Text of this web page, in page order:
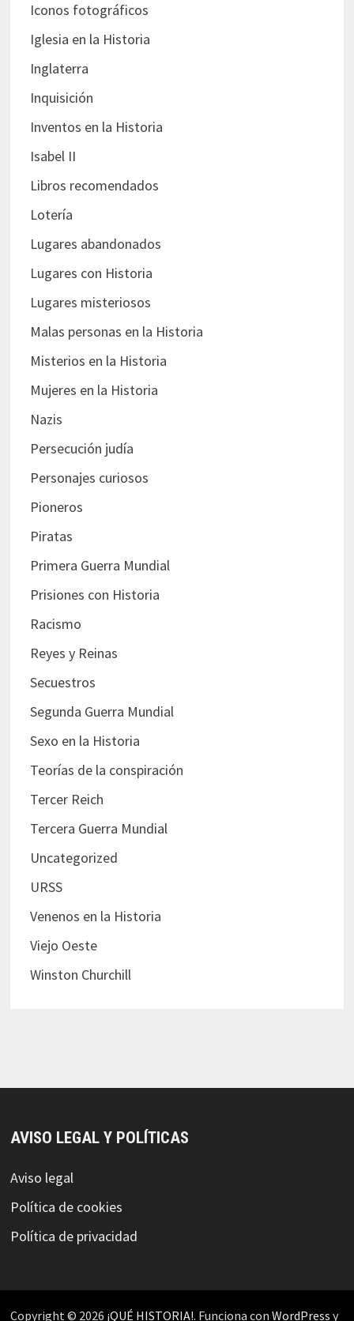
Iconos fotográficos
Iglesia en la Historia
Inglaterra
Inquisición
Inventos en la Historia
Isabel II
Libros recomendados
Lotería
Lugares abandonados
Lugares con Historia
Lugares misteriosos
Malas personas en la Historia
Misterios en la Historia
Mujeres en la Historia
Nazis
Persecución judía
Personajes curiosos
Pioneros
Piratas
Primera Guerra Mundial
Prisiones con Historia
Racismo
Reyes y Reinas
Secuestros
Segunda Guerra Mundial
Sexo en la Historia
Teorías de la conspiración
Tercer Reich
Tercera Guerra Mundial
Uncategorized
URSS
Venenos en la Historia
Viejo Oeste
Winston Churchill
AVISO LEGAL Y POLÍTICAS
Aviso legal
Política de cookies
Política de privacidad
Copyright © 2026 ¡QUÉ HISTORIA!. Funciona con WordPress y